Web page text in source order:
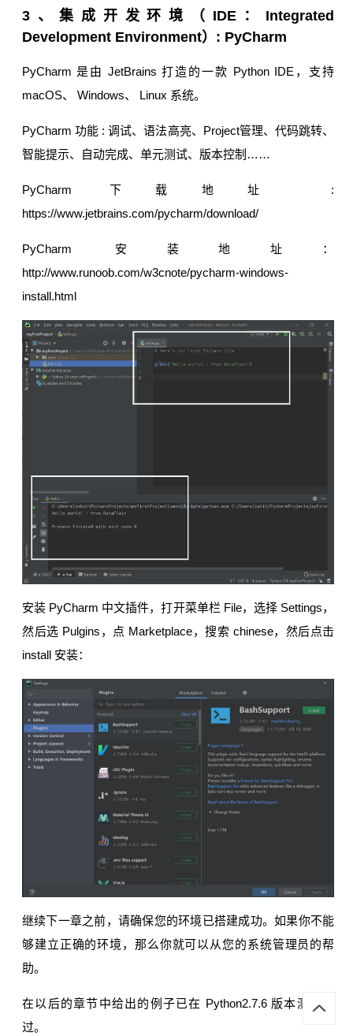
3、集成开发环境（IDE：Integrated
Development Environment）: PyCharm
PyCharm 是由 JetBrains 打造的一款 Python IDE，支持
macOS、 Windows、 Linux 系统。
PyCharm 功能 : 调试、语法高亮、Project管理、代码跳转、
智能提示、自动完成、单元测试、版本控制……
PyCharm 下载地址 :
https://www.jetbrains.com/pycharm/download/
PyCharm 安装地址：
http://www.runoob.com/w3cnote/pycharm-windows-
install.html
安装 PyCharm 中文插件，打开菜单栏 File，选择 Settings，
然后选 Pulgins，点 Marketplace，搜索 chinese，然后点击
install 安装：
继续下一章之前，请确保您的环境已搭建成功。如果你不能
够建立正确的环境，那么你就可以从您的系统管理员的帮
助。
在以后的章节中给出的例子已在 Python2.7.6 版本测试通
过。